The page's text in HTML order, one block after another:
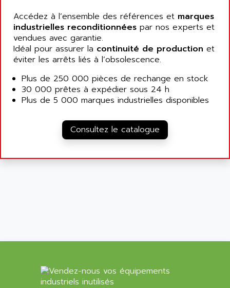
PUSH BUTTON PANEL
VT170
MENTOR II
EEA
CD1-K
SIMATIC MONITOR PANEL
ABS
SMC35
SMC40
ALRITMA M
ALRO
ALSPA
ALSTEF
ALSTHOM
ALSTHOM ATLANTIQUE
ALSTHOM PARVEX
ALSTOM
ALTIVAR
AMAN
AMAREX
Accédez à l’ensemble des références et marques
industrielles reconditionnées par nos experts et
vendues avec garantie.
Idéal pour assurer la continuité de production et
éviter les arrêts liés à l’obsolescence.
Plus de 250 000 pièces de rechange en stock
30 000 prêtes à expédier sous 24 h
Plus de 5 000 marques industrielles disponibles
Consultez le catalogue